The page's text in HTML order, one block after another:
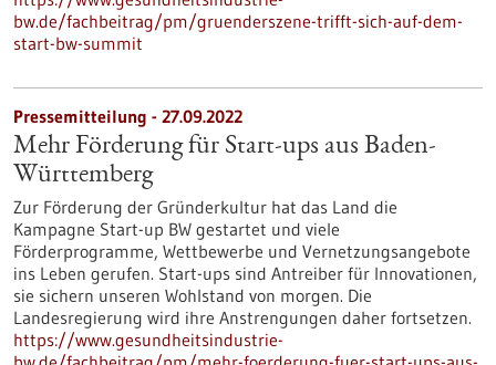
bw.de/fachbeitrag/pm/gruenderszene-trifft-sich-auf-dem-
start-bw-summit
Pressemitteilung - 27.09.2022
Mehr Förderung für Start-ups aus Baden-
Württemberg
Zur Förderung der Gründerkultur hat das Land die
Kampagne Start-up BW gestartet und viele
Förderprogramme, Wettbewerbe und Vernetzungsangebote
ins Leben gerufen. Start-ups sind Antreiber für Innovationen,
sie sichern unseren Wohlstand von morgen. Die
Landesregierung wird ihre Anstrengungen daher fortsetzen.
https://www.gesundheitsindustrie-